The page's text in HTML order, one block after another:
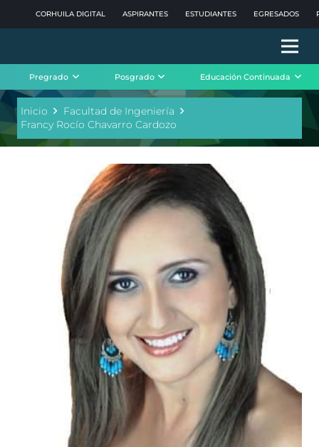
CORHUILA DIGITAL ASPIRANTES ESTUDIANTES EGRESADOS
Pregrado Posgrado Educación Continuada
Inicio
Facultad de Ingeniería
Francy Rocío Chavarro Cardozo